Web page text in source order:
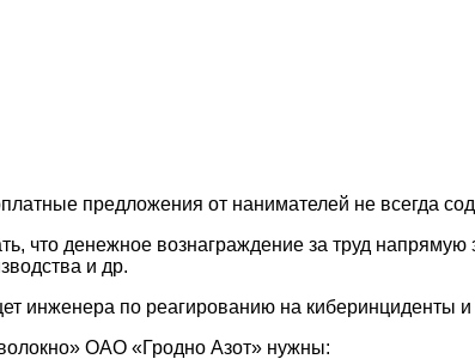
предложения от нанимателей не всегда
что денежное вознаграждение за труд
и др.
инженера по реагированию на киберинциденты
ОАО «Гродно Азот» нужны: